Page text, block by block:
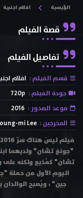
الرئيسية افلام اجنبية
قصة الفيلم
تفاصيل الفيلم
قسم الفيلم : افلام
جودة الفيلم : 720p
موعد الصدور : 2016
المخرجين : mi Lee
"جونغ تشان" ولديهما
تشان" كمُذيع ولكنه على
اليوم الأول من حملة
جين" ، ويُصبح